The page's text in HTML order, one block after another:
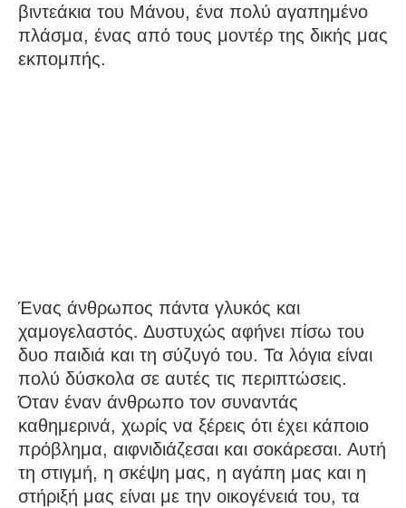
βιντεάκια του Μάνου, ένα πολύ αγαπημένο
πλάσμα, ένας από τους μοντέρ της δικής μας
εκπομπής.
Ένας άνθρωπος πάντα γλυκός και
χαμογελαστός. Δυστυχώς αφήνει πίσω του
δυο παιδιά και τη σύζυγό του. Τα λόγια είναι
πολύ δύσκολα σε αυτές τις περιπτώσεις.
Όταν έναν άνθρωπο τον συναντάς
καθημερινά, χωρίς να ξέρεις ότι έχει κάποιο
πρόβλημα, αιφνιδιάζεσαι και σοκάρεσαι. Αυτή
τη στιγμή, η σκέψη μας, η αγάπη μας και η
στήριξή μας είναι με την οικογένειά του, τα